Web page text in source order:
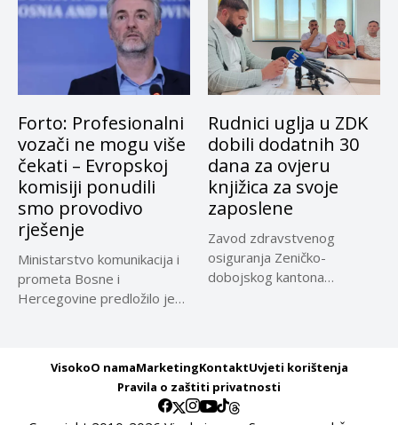
Forto: Profesionalni
vozači ne mogu više
čekati – Evropskoj
komisiji ponudili
smo provodivo
rješenje
Ministarstvo komunikacija i
prometa Bosne i
Hercegovine predložilo je
Rudnici uglja u ZDK
dobili dodatnih 30
dana za ovjeru
knjižica za svoje
zaposlene
Zavod zdravstvenog
osiguranja Zeničko-
dobojskog kantona
VisokoO namaMarketingKontaktUvjeti korištenja
Pravila o zaštiti privatnosti